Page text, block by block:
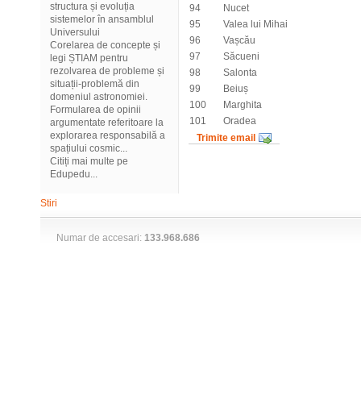
structura și evoluția
sistemelor în ansamblul
Universului
Corelarea de concepte și
legi ȘTIAM pentru
rezolvarea de probleme și
situații-problemă din
domeniul astronomiei.
Formularea de opinii
argumentate referitoare la
explorarea responsabilă a
spațiului cosmic...
Citiți mai multe pe
Edupedu...
94
Nucet
95
Valea lui Mihai
96
Vașcău
97
Săcueni
98
Salonta
99
Beiuș
100
Marghita
101
Oradea
Trimite email
Stiri
Numar de accesari: 133.968.686